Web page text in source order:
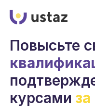
Повысьте
курсами